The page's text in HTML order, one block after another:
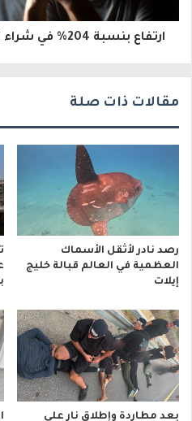
ن
ارتفاع بنسبة 204% في شراء المهدئات منذ اندلاع الحرب
مقالات ذات صلة
رصد نادر لأثقل الأسماك
العظمية في العالم قبالة خليج
إيلات
بعد مطاردة وإطلاق نار على